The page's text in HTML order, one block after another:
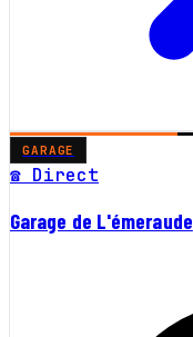
GARAGE
☎ Direct
Garage de L'émeraude